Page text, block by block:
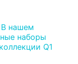
В нашем
наборы
Q1